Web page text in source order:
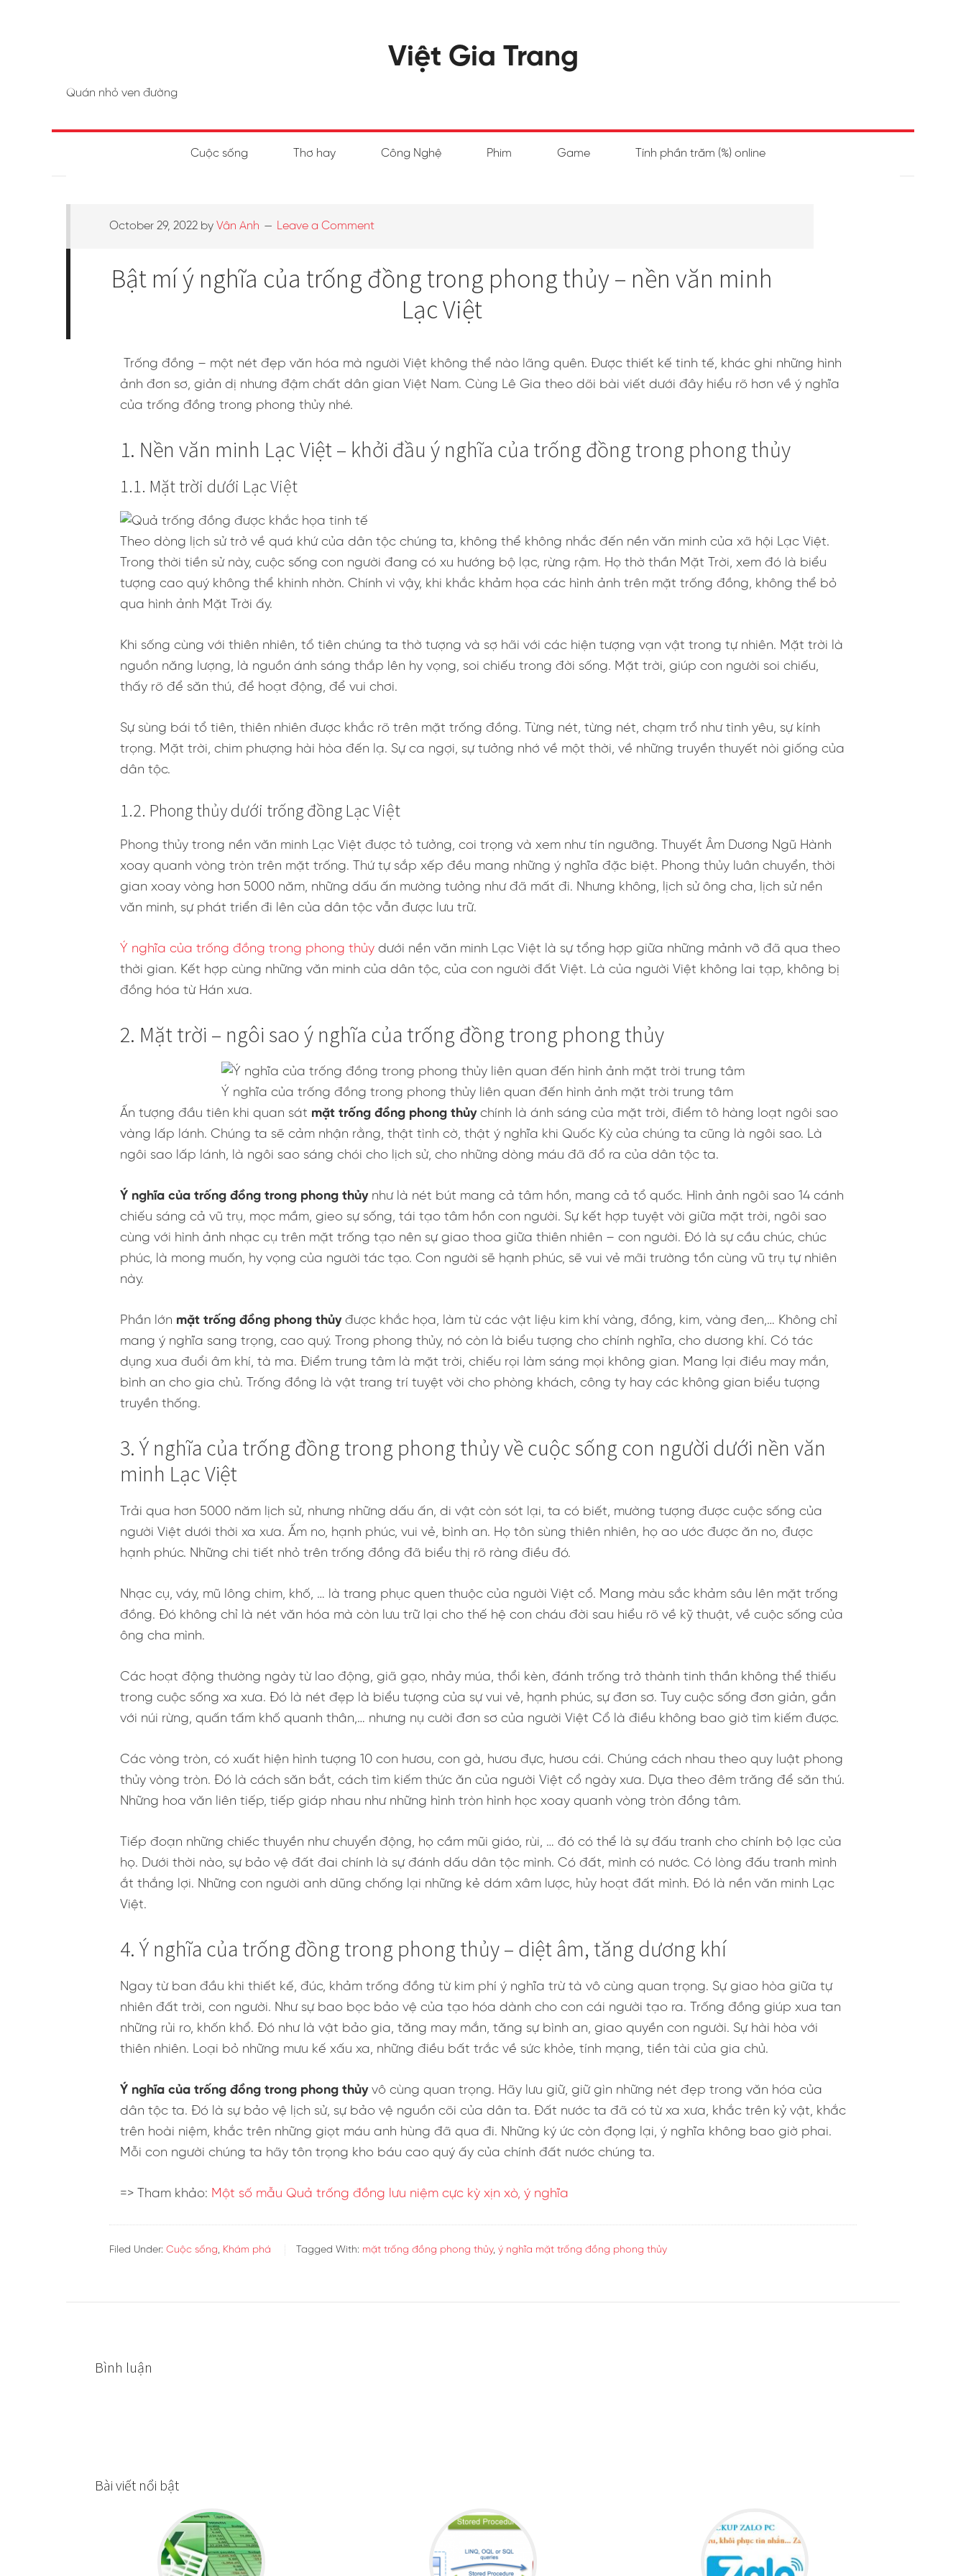
Việt Gia Trang
Quán nhỏ ven đường
Cuộc sống Thơ hay Công Nghệ Phim Game Tính phần trăm (%) online
October 29, 2022 by Vân Anh Leave a Comment
Bật mí ý nghĩa của trống đồng trong phong thủy – nền văn minh
Lạc Việt
Trống đồng – một nét đẹp văn hóa mà người Việt không thể nào lãng quên. Được thiết kế tinh tế, khác ghi những hình
ảnh đơn sơ, giản dị nhưng đậm chất dân gian Việt Nam. Cùng Lê Gia theo dõi bài viết dưới đây hiểu rõ hơn về ý nghĩa
của trống đồng trong phong thủy nhé.
1. Nền văn minh Lạc Việt – khởi đầu ý nghĩa của trống đồng trong phong thủy
1.1. Mặt trời dưới Lạc Việt
Theo dòng lịch sử trở về quá khứ của dân tộc chúng ta, không thể không nhắc đến nền văn minh của xã hội Lạc Việt.
Trong thời tiền sử này, cuộc sống con người đang có xu hướng bộ lạc, rừng rậm. Họ thờ thần Mặt Trời, xem đó là biểu
tượng cao quý không thể khinh nhờn. Chính vì vậy, khi khắc khảm họa các hình ảnh trên mặt trống đồng, không thể bỏ
qua hình ảnh Mặt Trời ấy.
Khi sống cùng với thiên nhiên, tổ tiên chúng ta thờ tượng và sợ hãi với các hiện tượng vạn vật trong tự nhiên. Mặt trời là
nguồn năng lượng, là nguồn ánh sáng thắp lên hy vọng, soi chiếu trong đời sống. Mặt trời, giúp con người soi chiếu,
thấy rõ để săn thú, để hoạt động, để vui chơi.
Sự sùng bái tổ tiên, thiên nhiên được khắc rõ trên mặt trống đồng. Từng nét, từng nét, chạm trổ như tình yêu, sự kính
trọng. Mặt trời, chim phượng hài hòa đến lạ. Sự ca ngợi, sự tưởng nhớ về một thời, về những truyền thuyết nòi giống của
dân tộc.
1.2. Phong thủy dưới trống đồng Lạc Việt
Phong thủy trong nền văn minh Lạc Việt được tỏ tưởng, coi trọng và xem như tín ngưỡng. Thuyết Âm Dương Ngũ Hành
xoay quanh vòng tròn trên mặt trống. Thứ tự sắp xếp đều mang những ý nghĩa đặc biệt. Phong thủy luân chuyển, thời
gian xoay vòng hơn 5000 năm, những dấu ấn mường tưởng như đã mất đi. Nhưng không, lịch sử ông cha, lịch sử nền
văn minh, sự phát triển đi lên của dân tộc vẫn được lưu trữ.
Ý nghĩa của trống đồng trong phong thủy dưới nền văn minh Lạc Việt là sự tổng hợp giữa những mảnh vỡ đã qua theo
thời gian. Kết hợp cùng những văn minh của dân tộc, của con người đất Việt. Là của người Việt không lai tạp, không bị
đồng hóa từ Hán xưa.
2. Mặt trời – ngôi sao ý nghĩa của trống đồng trong phong thủy
Ý nghĩa của trống đồng trong phong thủy liên quan đến hình ảnh mặt trời trung tâm
Ấn tượng đầu tiên khi quan sát mặt trống đồng phong thủychính là ánh sáng của mặt trời, điểm tô hàng loạt ngôi sao
vàng lấp lánh. Chúng ta sẽ cảm nhận rằng, thật tình cờ, thật ý nghĩa khi Quốc Kỳ của chúng ta cũng là ngôi sao. Là
ngôi sao lấp lánh, là ngôi sao sáng chói cho lịch sử, cho những dòng máu đã đổ ra của dân tộc ta.
Ý nghĩa của trống đồng trong phong thủynhư là nét bút mang cả tâm hồn, mang cả tổ quốc. Hình ảnh ngôi sao 14 cánh
chiếu sáng cả vũ trụ, mọc mầm, gieo sự sống, tái tạo tâm hồn con người. Sự kết hợp tuyệt vời giữa mặt trời, ngôi sao
cùng với hình ảnh nhạc cụ trên mặt trống tạo nên sự giao thoa giữa thiên nhiên – con người. Đó là sự cầu chúc, chúc
phúc, là mong muốn, hy vọng của người tác tạo. Con người sẽ hạnh phúc, sẽ vui vẻ mãi trường tồn cùng vũ trụ tự nhiên
này.
Phần lớn mặt trống đồng phong thủyđược khắc họa, làm từ các vật liệu kim khí vàng, đồng, kim, vàng đen,… Không chỉ
mang ý nghĩa sang trọng, cao quý. Trong phong thủy, nó còn là biểu tượng cho chính nghĩa, cho dương khí. Có tác
dụng xua đuổi âm khí, tà ma. Điểm trung tâm là mặt trời, chiếu rọi làm sáng mọi không gian. Mang lại điều may mắn,
bình an cho gia chủ. Trống đồng là vật trang trí tuyệt vời cho phòng khách, công ty hay các không gian biểu tượng
truyền thống.
3. Ý nghĩa của trống đồng trong phong thủy về cuộc sống con người dưới nền văn
minh Lạc Việt
Trải qua hơn 5000 năm lịch sử, nhưng những dấu ấn, di vật còn sót lại, ta có biết, mường tượng được cuộc sống của
người Việt dưới thời xa xưa. Ấm no, hạnh phúc, vui vẻ, bình an. Họ tôn sùng thiên nhiên, họ ao ước được ăn no, được
hạnh phúc. Những chi tiết nhỏ trên trống đồng đã biểu thị rõ ràng điều đó.
Nhạc cụ, váy, mũ lông chim, khố, … là trang phục quen thuộc của người Việt cổ. Mang màu sắc khảm sâu lên mặt trống
đồng. Đó không chỉ là nét văn hóa mà còn lưu trữ lại cho thế hệ con cháu đời sau hiểu rõ về kỹ thuật, về cuộc sống của
Các hoạt động thường ngày từ lao động, giã gạo, nhảy múa, thổi kèn, đánh trống trở thành tinh thần không thể thiếu
trong cuộc sống xa xưa. Đó là nét đẹp là biểu tượng của sự vui vẻ, hạnh phúc, sự đơn sơ. Tuy cuộc sống đơn giản, gắn
với núi rừng, quấn tấm khố quanh thân,… nhưng nụ cười đơn sơ của người Việt Cổ là điều không bao giờ tìm kiếm được.
Các vòng tròn, có xuất hiện hình tượng 10 con hươu, con gà, hươu đực, hươu cái. Chúng cách nhau theo quy luật phong
4. Ý nghĩa của trống đồng trong phong thủy – diệt âm, tăng dương khí